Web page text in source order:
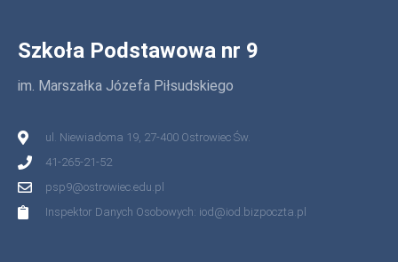
Szkoła Podstawowa nr 9
im. Marszałka Józefa Piłsudskiego
ul. Niewiadoma 19, 27-400 Ostrowiec Św.
41-265-21-52
psp9@ostrowiec.edu.pl
Inspektor Danych Osobowych: iod@iod.bizpoczta.pl